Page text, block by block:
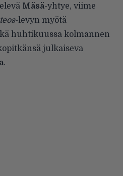
Mäsä-yhtye, viime
-levyn myötä
huhtikuussa kolmannen
julkaiseva
.